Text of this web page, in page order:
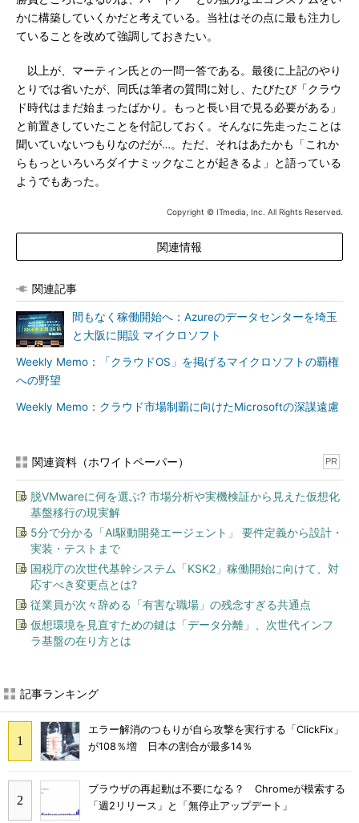
かに構築していくかだと考えている。当社はその点に最も注力し
ていることを改めて強調しておきたい。
以上が、マーティン氏との一問一答である。最後に上記のやり
とりでは省いたが、同氏は筆者の質問に対し、たびたび「クラウ
ド時代はまだ始まったばかり。もっと長い目で見る必要がある」
と前置きしていたことを付記しておく。そんなに先走ったことは
聞いていないつもりなのだが…。ただ、それはあたかも「これか
らもっといろいろダイナミックなことが起きるよ」と語っている
ようでもあった。
Copyright © ITmedia, Inc. All Rights Reserved.
関連情報
関連記事
間もなく稼働開始へ：Azureのデータセンターを埼玉
と大阪に開設 マイクロソフト
Weekly Memo：「クラウドOS」を掲げるマイクロソフトの覇権
への野望
Weekly Memo：クラウド市場制覇に向けたMicrosoftの深謀遠慮
関連資料（ホワイトペーパー） PR
脱VMwareに何を選ぶ? 市場分析や実機検証から見えた仮想化
基盤移行の現実解
5分で分かる「AI駆動開発エージェント」 要件定義から設計・
実装・テストまで
国税庁の次世代基幹システム「KSK2」稼働開始に向けて、対
応すべき変更点とは?
従業員が次々辞める「有害な職場」の残念すぎる共通点
仮想環境を見直すための鍵は「データ分離」、次世代インフ
ラ基盤の在り方とは
記事ランキング
エラー解消のつもりが自ら攻撃を実行する「ClickFix」
が108％増 日本の割合が最多14％
ブラウザの再起動は不要になる？ Chromeが模索する
「週2リリース」と「無停止アップデート」